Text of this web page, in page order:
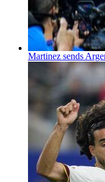
Martinez sends